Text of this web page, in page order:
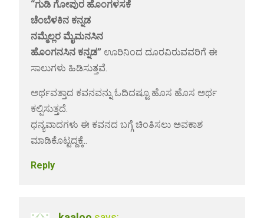
“ಗುಡಿ ಗೋಪುರ ಹೊಂಗಳಸಕೆ
ಚೆಂಬೆಳಕಿನ ಕನ್ನಡ
ನಮ್ಮೆಲ್ಲರ ಮೈಮನಸಿನ
ಹೊಂಗನಸಿನ ಕನ್ನಡ”ಊರಿನಿಂದ ದೂರವಿರುವವರಿಗೆ ಈ
ಸಾಲುಗಳು ಹಿಡಿಸುತ್ತವೆ.
ಅರ್ಥವತ್ತಾದ ಕವನವನ್ನು ಓದಿದಷ್ಟೂ ಹೊಸ ಹೊಸ ಅರ್ಥ
ಕಲ್ಪಿಸುತ್ತದೆ.
ಧನ್ಯವಾದಗಳು ಈ ಕವನದ ಬಗ್ಗೆ ಚಿಂತಿಸಲು ಅವಕಾಶ
ಮಾಡಿಕೊಟ್ಟದ್ದಕ್ಕೆ..
Reply